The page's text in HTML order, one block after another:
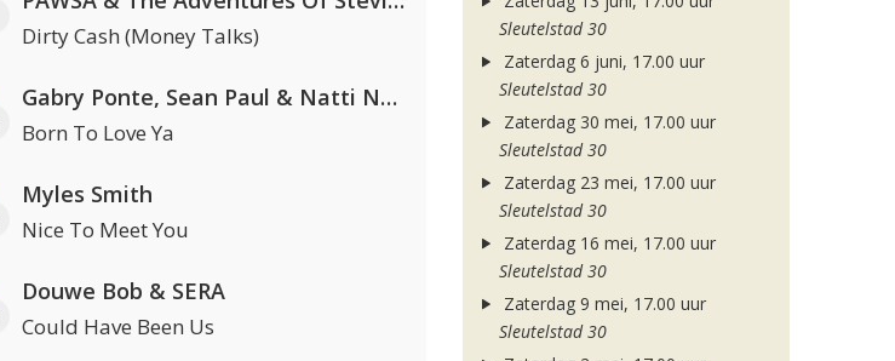
Dirty Cash (Money Talks)
Gabry Ponte, Sean Paul & Natti Natasha
Born To Love Ya
Myles Smith
Nice To Meet You
Douwe Bob & SERA
Could Have Been Us
Sleutelstad 30
Zaterdag 6 juni, 17.00 uur
Sleutelstad 30
Zaterdag 30 mei, 17.00 uur
Sleutelstad 30
Zaterdag 23 mei, 17.00 uur
Sleutelstad 30
Zaterdag 16 mei, 17.00 uur
Sleutelstad 30
Zaterdag 9 mei, 17.00 uur
Sleutelstad 30